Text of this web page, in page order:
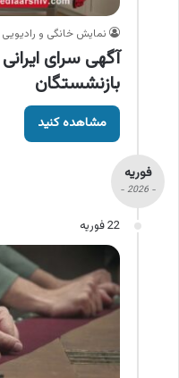
نمایش خانگی و رادیویی
آگهی سرای
بازنشستگان
مشاهده کنید
فوریه
- 2026 -
22 فوریه